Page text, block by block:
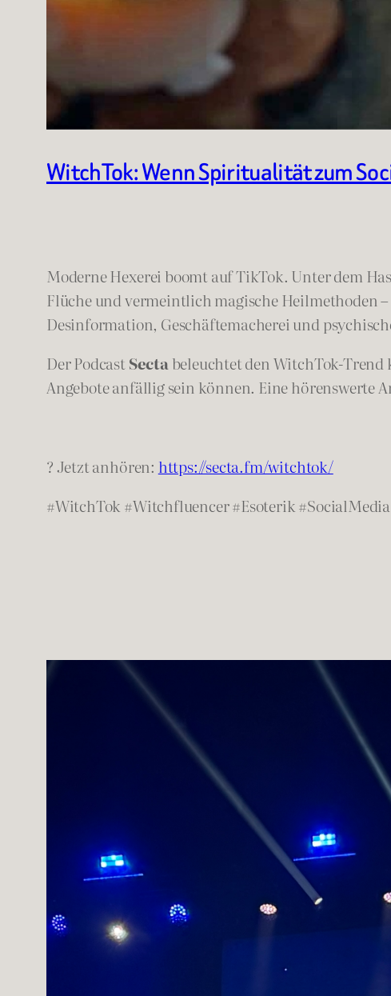
WitchTok: Wenn Spiritualität zum
Moderne Hexerei boomt auf TikTok. Unter dem
Flüche und vermeintlich magische Heilmethoden
Desinformation, Geschäftemacherei und
Der PodcastSectabeleuchtet den WitchTok-Trend
Angebote anfällig sein können. Eine hörenswerte
? Jetzt anhören: https://secta.fm/witchtok/
#WitchTok #Witchfluencer #Esoterik